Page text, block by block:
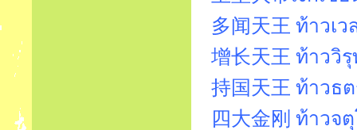
多闻天王 ท้าวเ
增长天王 ท้าววิ
持国天王 ท้าวธ
四大金刚 ท้าวจ